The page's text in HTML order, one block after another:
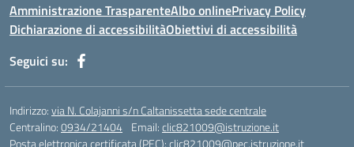
https://irgap.unistra.fr/
https://jebma.loupiasconference.org
https://promo.rockbowl.com.br/
https://coronginformasi.com/
https://bellatorequestrian.co.id/
https://trafficbuilder.biz/
https://training.messring.de/
Amministrazione TrasparenteAlbo onlinePrivacy Policy
Dichiarazione di accessibilitàObiettivi di accessibilità
Seguici su:
Indirizzo:via N. Colajanni s/n Caltanissetta sede centrale
Centralino:0934/21404 Email:clic821009@istruzione.it
Posta elettronica certificata (PEC):clic821009@pec.istruzione.it